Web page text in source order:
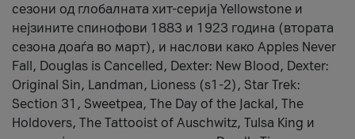
сезони од глобалната хит-серија Yellowstone и
нејзините спинофови 1883 и 1923 година (втората
сезона доаѓа во март), и наслови како Apples Never
Fall, Douglas is Cancelled, Dexter: New Blood, Dexter:
Original Sin, Landman, Lioness (s1-2), Star Trek:
Section 31, Sweetpea, The Day of the Jackal, The
Holdovers, The Tattooist of Auschwitz, Tulsa King и